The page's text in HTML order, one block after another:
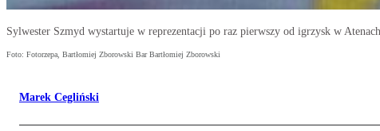
Sylwester Szmyd wystartuje w reprezentacji po raz pierwszy od igrzysk w
Foto: Fotorzepa, Bartłomiej Zborowski Bar Bartłomiej Zborowski
Marek Cegliński